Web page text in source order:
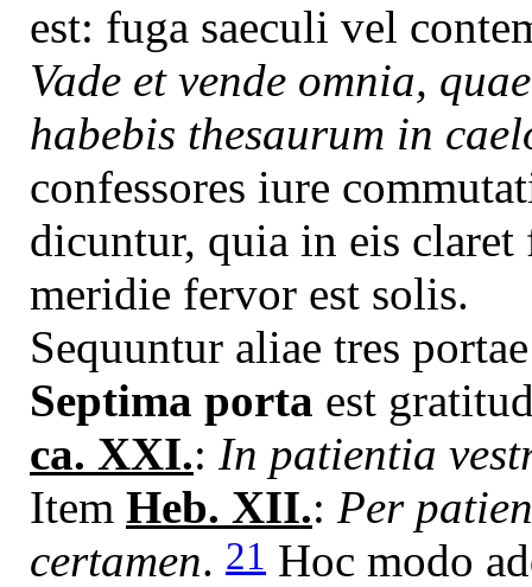
est: fuga saeculi vel
Vade et vende omnia,
habebis thesaurum in
confessores iure
dicuntur, quia in eis
meridie fervor est solis.
Sequuntur aliae tres
Septima porta est
ca. XXI.: In patientia
Item Heb. XII.: Per
certamen. 21 Hoc modo